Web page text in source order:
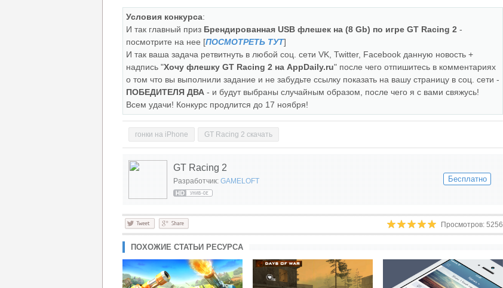
Условия конкурса:
И так главный приз Брендированная USB флешек на (8 Gb) по игре GT Racing 2 -
посмотрите на нее [ПОСМОТРЕТЬ ТУТ]
И так ваша задача ретвитнуть в любой соц. сети VK, Twitter, Facebook данную новость +
надпись "Хочу флешку GT Racing 2 на AppDaily.ru" после чего отпишитесь в комментариях
о том что вы выполнили задание и не забудьте ссылку показать на вашу страницу в соц. сети -
ПОБЕДИТЕЛЯ ДВА - и будут выбраны случайным образом, после чего я с вами свяжусь!
Всем удачи! Конкурс продлится до 17 ноября!
гонки на iPhone GT Racing 2 скачать
GT Racing 2
Разработчик: GAMELOFT Бесплатно
Просмотров: 5256
ПОХОЖИЕ СТАТЬИ РЕСУРСА